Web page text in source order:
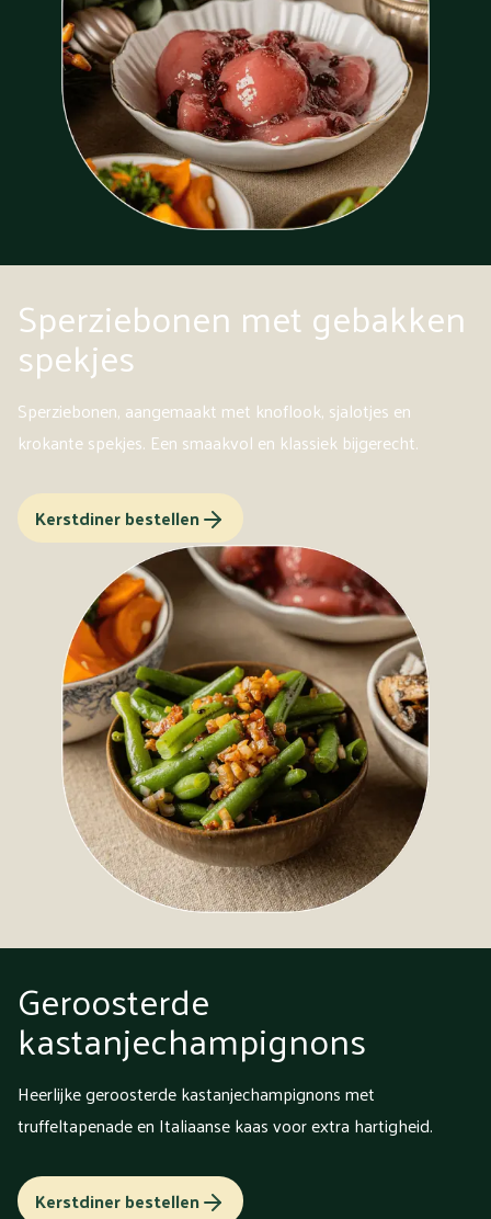
Sperziebonen met gebakken
spekjes
Sperziebonen, aangemaakt met knoflook, sjalotjes en
krokante spekjes. Een smaakvol en klassiek bijgerecht.
Kerstdiner bestellen
Geroosterde
kastanjechampignons
Heerlijke geroosterde kastanjechampignons met
truffeltapenade en Italiaanse kaas voor extra hartigheid.
Kerstdiner bestellen